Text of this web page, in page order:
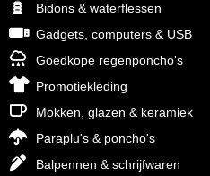
Bidons & waterflessen
Gadgets, computers & USB
Goedkope regenponcho's
Promotiekleding
Mokken, glazen & keramiek
Paraplu's & poncho's
Balpennen & schrijfwaren